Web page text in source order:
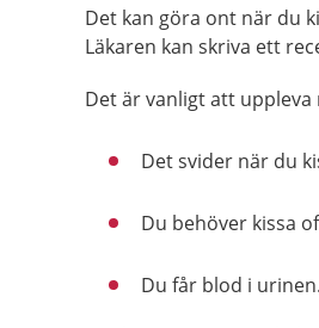
Det kan göra ont när du
Läkaren kan skriva ett
Det är vanligt att
Det svider när du
Du behöver kissa
Du får blod i